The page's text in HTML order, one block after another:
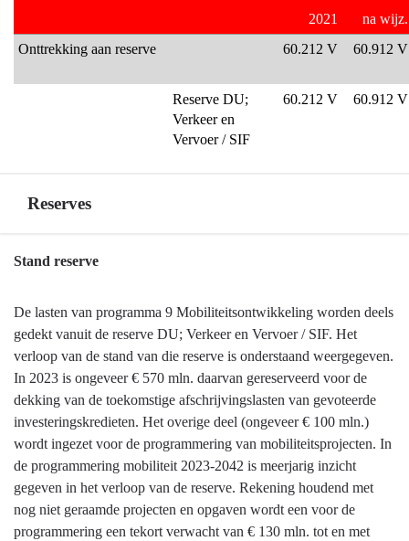
2021
na wijz.
Onttrekking aan reserve
60.212 V 60.912 V
Reserve DU;
Verkeer en
Vervoer / SIF
60.212 V 60.912 V
Reserves
Terug
navigatie
Programma
Mobiliteitsontwikkeling
Reserves
Stand reserve
De lasten van programma 9 Mobiliteitsontwikkeling worden deels
gedekt vanuit de reserve DU; Verkeer en Vervoer / SIF. Het
verloop van de stand van die reserve is onderstaand weergegeven.
In 2023 is ongeveer € 570 mln. daarvan gereserveerd voor de
dekking van de toekomstige afschrijvingslasten van gevoteerde
investeringskredieten. Het overige deel (ongeveer € 100 mln.)
wordt ingezet voor de programmering van mobiliteitsprojecten. In
de programmering mobiliteit 2023-2042 is meerjarig inzicht
gegeven in het verloop van de reserve. Rekening houdend met
nog niet geraamde projecten en opgaven wordt een voor de
programmering een tekort verwacht van € 130 mln. tot en met